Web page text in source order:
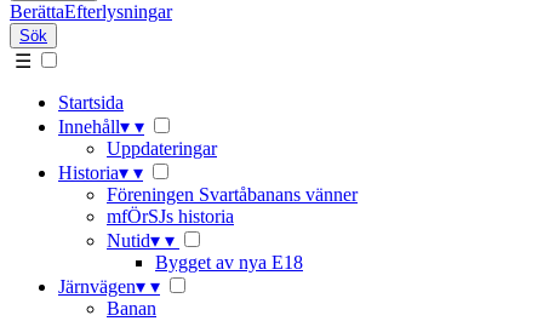
BerättaEfterlysningar
Sök
☰
Startsida
Innehåll▾ ▾
Uppdateringar
Historia▾ ▾
Föreningen Svartåbanans vänner
mfÖrSJs historia
Nutid▾ ▾
Bygget av nya E18
Järnvägen▾ ▾
Banan